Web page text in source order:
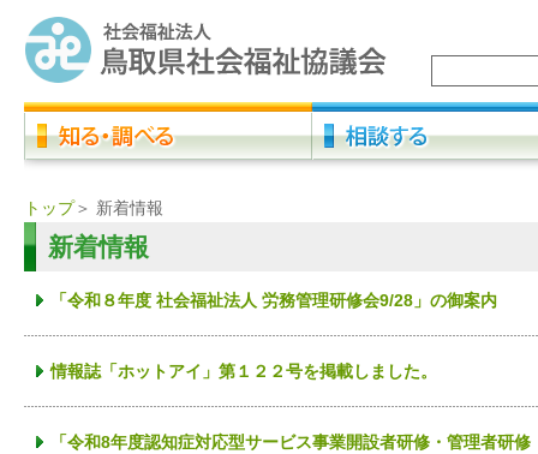
トップ＞ 新着情報
新着情報
「令和８年度 社会福祉法人 労務管理研修会9/28」の御案内
情報誌「ホットアイ」第１２２号を掲載しました。
「令和8年度認知症対応型サービス事業開設者研修・管理者研